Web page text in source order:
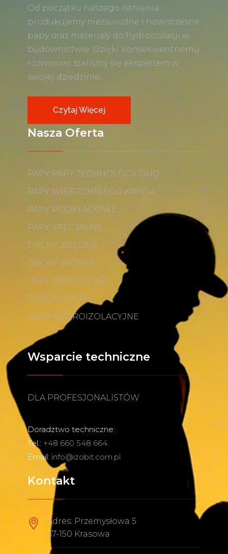
Od początku naszego istnienia
produkujemy niezawodne i nowoczesne
papy oraz materiały do hydroizolacji w
budownictwie. Dzięki konsekwentnemu
rozwojowi staliśmy się ekspertem w
swojej dziedzinie.
Czytaj Więcej
Nasza Oferta
PAPY PAPY TECHNOLOGII DUO
PAPY WIERZCHNIEGO KRYCIA
PAPY PODKŁADOWE
PAPY SPECJALNE
DACHY ZIELONE
DACHY SKOŚNE
PAPY TRADYCYJNE
FUNDAMENTY
MASY HYDROIZOLACYJNE
Wsparcie techniczne
DLA PROFESJONALISTÓW
Doradztwo techniczne:
Tel.: +48 660 548 664
Email: info@izobit.com.pl
Kontakt
Adres: Przemysłowa 5
47-150 Krasowa